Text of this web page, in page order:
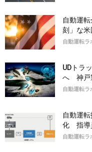
自動運
刻」な
自動運転ラ
UDトラ
へ 神戸
自動運転ラ
自動運
化 指導
自動運転ラ